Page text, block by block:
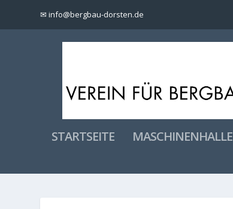
✉ info@bergbau-dorsten.de
STARTSEITE MASCHINENHALLE